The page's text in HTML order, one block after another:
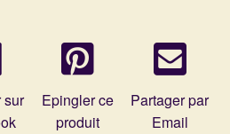
spirituelles du monde invisible
les Mystères de l’Invisible
sur
Epingler ce
produit
Partager par
Email